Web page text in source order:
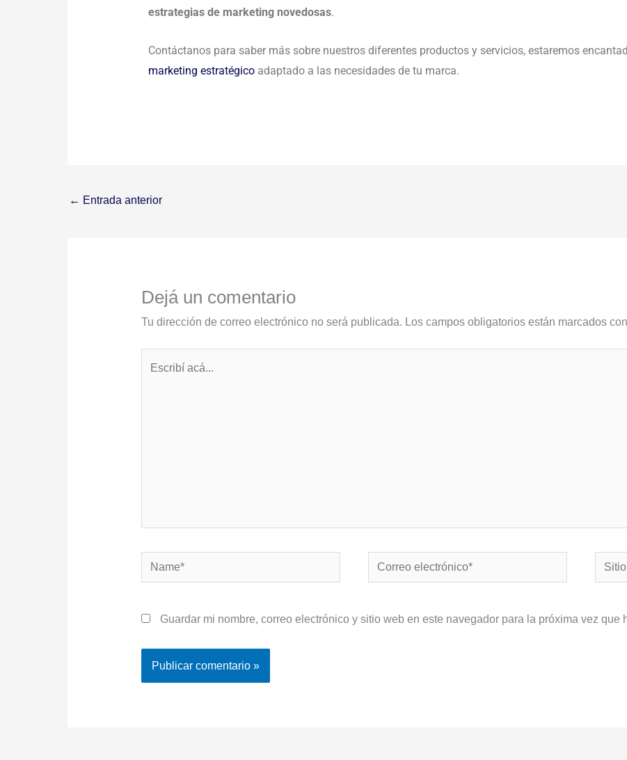
estrategias de marketing novedosas.
Contáctanos para saber más sobre nuestros diferentes productos y servicios, estaremos
marketing estratégico adaptado a las necesidades de tu marca.
← Entrada anterior
Dejá un comentario
Tu dirección de correo electrónico no será publicada. Los campos obligatorios están marcados
Name*
Correo
electrónico*
Sitio
Web
Guardar mi nombre, correo electrónico y sitio web en este navegador para la próxima vez que